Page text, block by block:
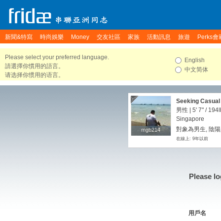
新聞&特寫 時尚娛樂 Money 交友社區 家族 活動訊息 旅遊 Perks會
Please select your preferred language.
請選擇你慣用的語言。
请选择你惯用的语言。
English
中文简体
mgb214
mgb214
Seeking
Tokyo
男性 | 5' 7" /
Singapore
對象為男生, 陰
在線上: 9年以前
Please
用戶名